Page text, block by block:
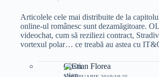
Articolele cele mai distribuite de la
online-ul românesc sunt dezamăgitoare.
videochat, cum să reziliezi contract,
vortexul polar… ce treabă au astea cu
Cristian Florea